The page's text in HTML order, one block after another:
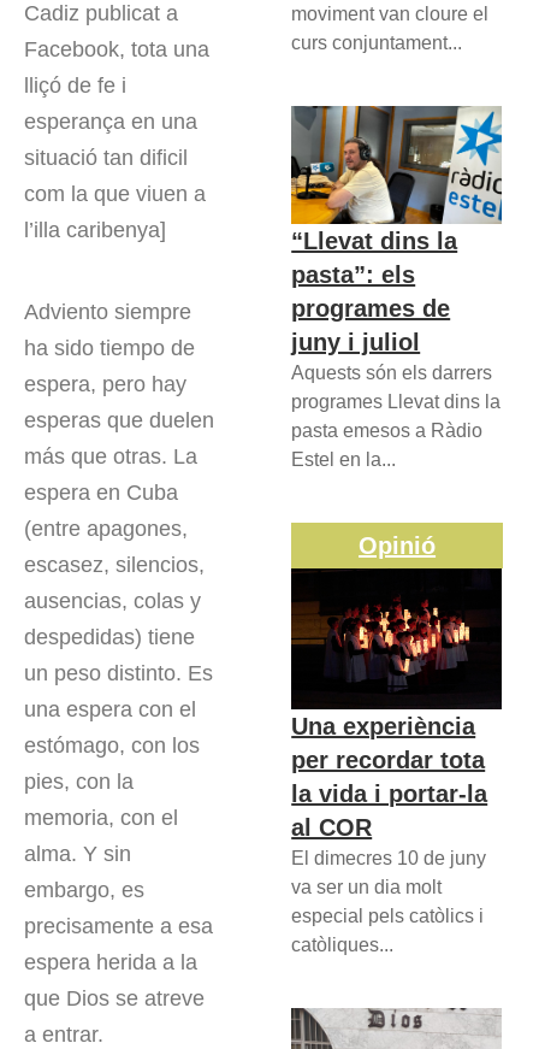
Cadiz publicat a
Facebook, tota una
lliçó de fe i
esperança en una
situació tan dificil
com la que viuen a
l’illa caribenya]
Adviento siempre
ha sido tiempo de
espera, pero hay
esperas que duelen
más que otras. La
espera en Cuba
(entre apagones,
escasez, silencios,
ausencias, colas y
despedidas) tiene
un peso distinto. Es
una espera con el
estómago, con los
pies, con la
memoria, con el
alma. Y sin
embargo, es
precisamente a esa
espera herida a la
que Dios se atreve
a entrar.
moviment van cloure el
curs conjuntament...
“Llevat dins la
pasta”: els
programes de
juny i juliol
Aquests són els darrers
programes Llevat dins la
pasta emesos a Ràdio
Estel en la...
Opinió
Una experiència
per recordar tota
la vida i portar-la
al COR
El dimecres 10 de juny
va ser un dia molt
especial pels catòlics i
catòliques...